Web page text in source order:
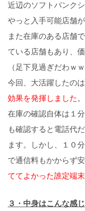
近辺のソフトバンク
やっと入手可能店舗
また在庫のある店舗
ている店舗もあり、
（足下見過ぎだわｗｗ
今回、大活躍したのは
効果を発揮しました 。
在庫の確認自体は１
も確認すると電話代
ます。しかし、１０
で通信料もかからず
ててよかった誰定端末
３・中身はこんな感じ